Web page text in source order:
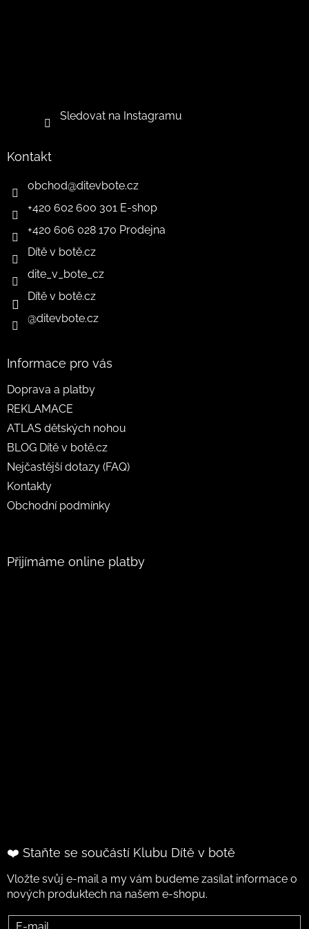
Sledovat na Instagramu
Kontakt
obchod@ditevbote.cz
+420 602 600 301 E-shop
+420 606 028 170 Prodejna
Dítě v botě.cz
dite_v_bote_cz
Dítě v botě.cz
@ditevbote.cz
Informace pro vás
Doprava a platby
REKLAMACE
ATLAS dětských nohou
BLOG Dítě v botě.cz
Nejčastější dotazy (FAQ)
Kontakty
Obchodní podmínky
Přijímáme online platby
❤️ Staňte se součástí Klubu Dítě v botě
Vložte svůj e-mail a my vám budeme zasílat informace o
nových produktech na našem e-shopu.